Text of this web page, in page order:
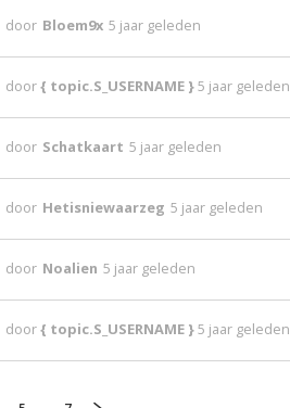
door Bloem9x 5 jaar geleden
door{ topic.S_USERNAME }5 jaar geleden
door Schatkaart 5 jaar geleden
door Hetisniewaarzeg 5 jaar geleden
door Noalien 5 jaar geleden
door{ topic.S_USERNAME }5 jaar geleden